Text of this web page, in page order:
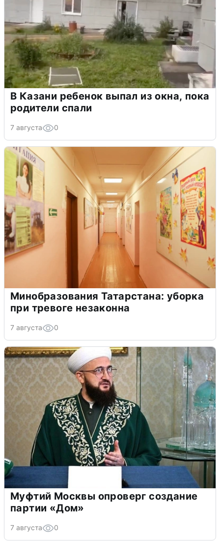
В Казани ребенок выпал из окна, пока
родители спали
7 августа 0
Минобразования Татарстана: уборка
при тревоге незаконна
7 августа 0
Муфтий Москвы опроверг создание
партии «Дом»
7 августа 0